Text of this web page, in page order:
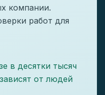
компании.
работ для
в десятки тысяч
от людей